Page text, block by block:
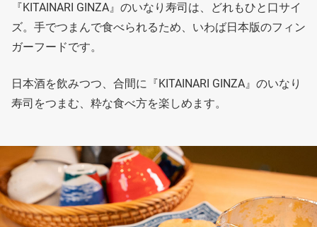
『KITAINARI GINZA』のいなり寿司は、どれもひと口サイ
ズ。手でつまんで食べられるため、いわば日本版のフィン
ガーフードです。
日本酒を飲みつつ、合間に『KITAINARI GINZA』のいなり
寿司をつまむ、粋な食べ方を楽しめます。